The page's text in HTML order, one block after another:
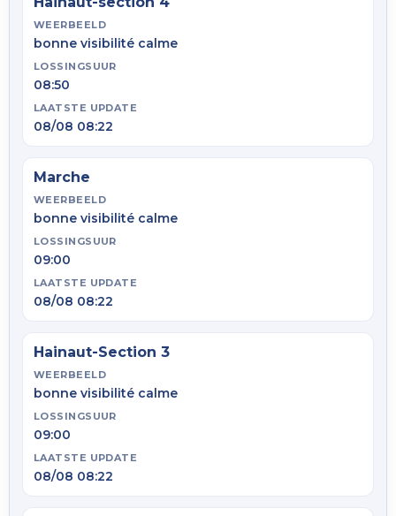
WEERBEELD
bonne visibilité calme
LOSSINGSUUR
08:50
LAATSTE UPDATE
08/08 08:22
Marche
WEERBEELD
bonne visibilité calme
LOSSINGSUUR
09:00
LAATSTE UPDATE
08/08 08:22
Hainaut-Section 3
WEERBEELD
bonne visibilité calme
LOSSINGSUUR
09:00
LAATSTE UPDATE
08/08 08:22